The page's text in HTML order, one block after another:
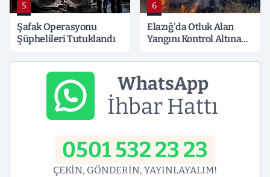
5
Şafak Operasyonu
Şüphelileri Tutuklandı
6
Elazığ'da Otluk Alan
Yangını Kontrol Altına
WhatsApp
İhbar Hattı
0501 532 23 23
ÇEKİN, GÖNDERİN, YAYINLAYALIM!